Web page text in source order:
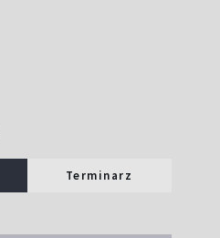
Terminarz